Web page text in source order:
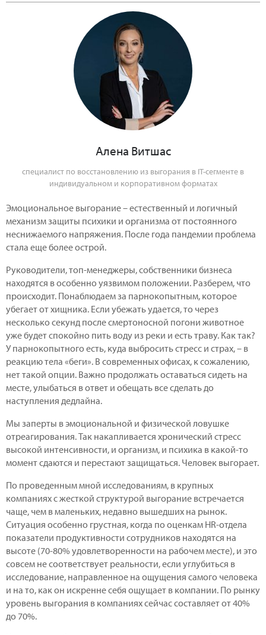
Алена Витшас
специалист по восстановлению из выгорания в IT-сегменте в
индивидуальном и корпоративном форматах
Эмоциональное выгорание – естественный и логичный
механизм защиты психики и организма от постоянного
неснижаемого напряжения. После года пандемии проблема
стала еще более острой.
Руководители, топ-менеджеры, собственники бизнеса
находятся в особенно уязвимом положении. Разберем, что
происходит. Понаблюдаем за парнокопытным, которое
убегает от хищника. Если убежать удается, то через
несколько секунд после смертоносной погони животное
уже будет спокойно пить воду из реки и есть траву. Как так?
У парнокопытного есть, куда выбросить стресс и страх, – в
реакцию тела «беги». В современных офисах, к сожалению,
нет такой опции. Важно продолжать оставаться сидеть на
месте, улыбаться в ответ и обещать все сделать до
наступления дедлайна.
Мы заперты в эмоциональной и физической ловушке
отреагирования. Так накапливается хронический стресс
высокой интенсивности, и организм, и психика в какой-то
момент сдаются и перестают защищаться. Человек выгорает.
По проведенным мной исследованиям, в крупных
компаниях с жесткой структурой выгорание встречается
чаще, чем в маленьких, недавно вышедших на рынок.
Ситуация особенно грустная, когда по оценкам HR-отдела
показатели продуктивности сотрудников находятся на
высоте (70-80% удовлетворенности на рабочем месте), и это
совсем не соответствует реальности, если углубиться в
исследование, направленное на ощущения самого человека
и на то, как он искренне себя ощущает в компании. По рынку
уровень выгорания в компаниях сейчас составляет от 40%
до 70%.